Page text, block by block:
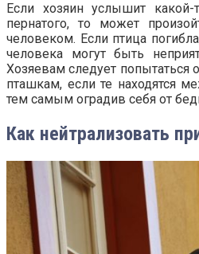
Если хозяин услышит
пернатого, то может
человеком. Если птица
человека могут быть
Хозяевам следует попытаться
пташкам, если те находятся
тем самым оградив себя от
Как нейтрализовать